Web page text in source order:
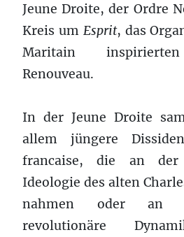
Jeune Droite, der Ordre
Kreis um Esprit, das
Maritain
Renouveau.
In der Jeune Droite
allem jüngere
francaise, die an der
Ideologie des alten
nahmen oder an
revolutionäre